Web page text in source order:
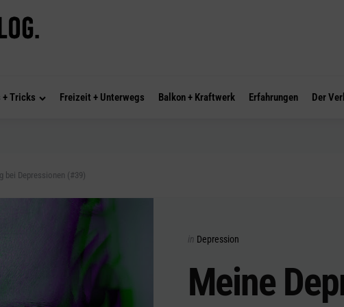
+ Tricks Freizeit + Unterwegs Balkon + Kraftwerk Erfahrungen Der
bei Depressionen (#39)
Categories
Posted
in Depression
Meine